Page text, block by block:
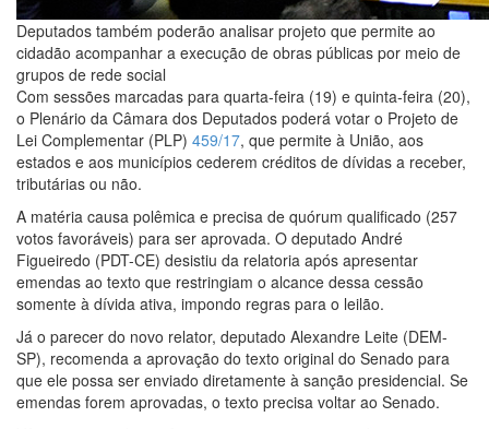
Deputados também poderão analisar projeto que permite ao
cidadão acompanhar a execução de obras públicas por meio de
grupos de rede social
Com sessões marcadas para quarta-feira (19) e quinta-feira (20),
o Plenário da Câmara dos Deputados poderá votar o Projeto de
Lei Complementar (PLP) 459/17, que permite à União, aos
estados e aos municípios cederem créditos de dívidas a receber,
tributárias ou não.
A matéria causa polêmica e precisa de quórum qualificado (257
votos favoráveis) para ser aprovada. O deputado André
Figueiredo (PDT-CE) desistiu da relatoria após apresentar
emendas ao texto que restringiam o alcance dessa cessão
somente à dívida ativa, impondo regras para o leilão.
Já o parecer do novo relator, deputado Alexandre Leite (DEM-
SP), recomenda a aprovação do texto original do Senado para
que ele possa ser enviado diretamente à sanção presidencial. Se
emendas forem aprovadas, o texto precisa voltar ao Senado.